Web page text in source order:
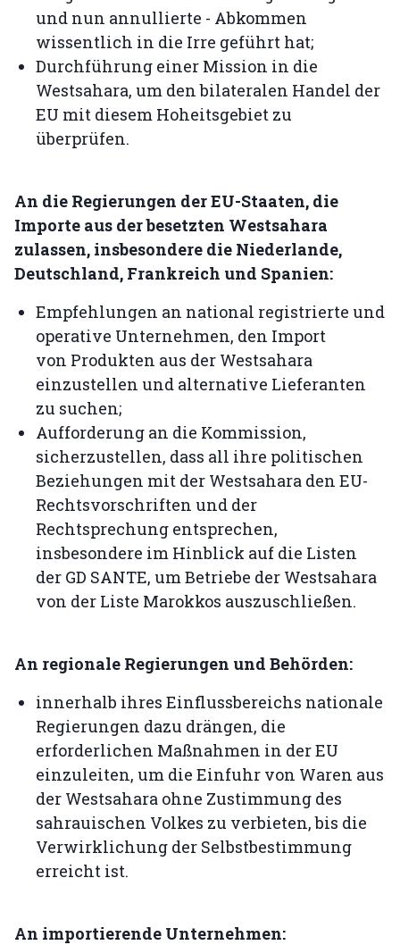
und nun annullierte - Abkommen
wissentlich in die Irre geführt hat;
Durchführung einer Mission in die
Westsahara, um den bilateralen Handel der
EU mit diesem Hoheitsgebiet zu
überprüfen.
An die Regierungen der EU-Staaten, die
Importe aus der besetzten Westsahara
zulassen, insbesondere die Niederlande,
Deutschland, Frankreich und Spanien:
Empfehlungen an national registrierte und
operative Unternehmen, den Import
von Produkten aus der Westsahara
einzustellen und alternative Lieferanten
zu suchen;
Aufforderung an die Kommission,
sicherzustellen, dass all ihre politischen
Beziehungen mit der Westsahara den EU-
Rechtsvorschriften und der
Rechtsprechung entsprechen,
insbesondere im Hinblick auf die Listen
der GD SANTE, um Betriebe der Westsahara
von der Liste Marokkos auszuschließen.
An regionale Regierungen und Behörden:
innerhalb ihres Einflussbereichs nationale
Regierungen dazu drängen, die
erforderlichen Maßnahmen in der EU
einzuleiten, um die Einfuhr von Waren aus
der Westsahara ohne Zustimmung des
sahrauischen Volkes zu verbieten, bis die
Verwirklichung der Selbstbestimmung
erreicht ist.
An importierende Unternehmen: